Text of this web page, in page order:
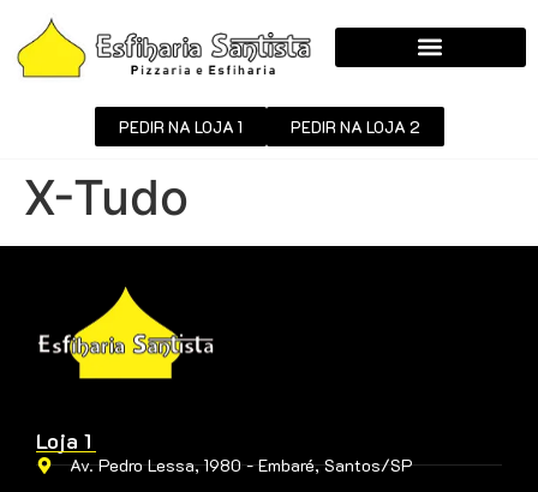
PEDIR NA LOJA 1 PEDIR NA LOJA 2
X-Tudo
Loja 1
Av. Pedro Lessa, 1980 - Embaré, Santos/SP